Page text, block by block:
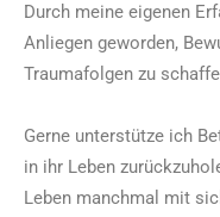
Durch meine eigenen
Anliegen geworden,
Traumafolgen zu
Gerne unterstütze ich
in ihr Leben
Leben manchmal mit